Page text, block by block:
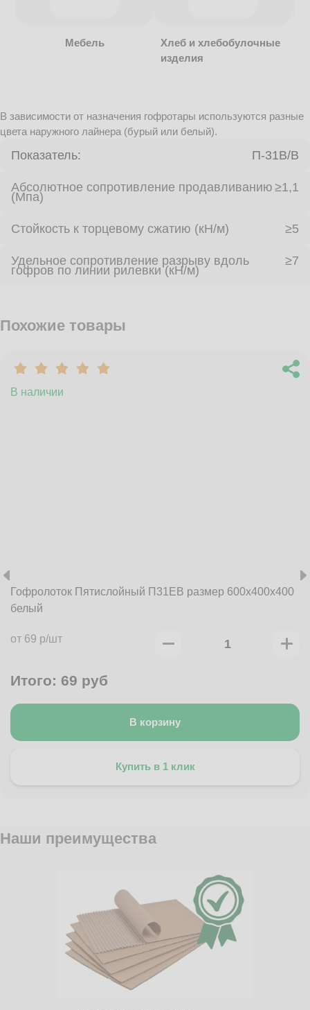
Мебель
Хлеб и хлебобулочные
изделия
В зависимости от назначения гофротары используются разные
цвета наружного лайнера (бурый или белый).
Показатель: П-31В/B
Абсолютное сопротивление продавливанию
(Мпа)
≥1,1
Стойкость к торцевому сжатию (кН/м) ≥5
Удельное сопротивление разрыву вдоль
гофров по линии рилевки (кН/м)
≥7
Похожие товары
В наличии
Гофролоток Пятислойный П31EB размер 600x400x400
белый
от 69 р/шт
Итого: 69 руб
В корзину
Купить в 1 клик
Наши преимущества